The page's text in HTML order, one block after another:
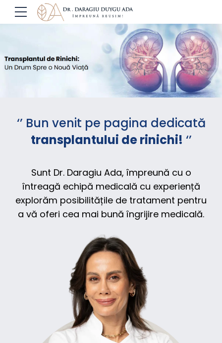
‘’ Bun venit pe pagina dedicată
transplantului de rinichi! ‘’
Sunt Dr. Daragiu Ada, împreună cu o
întreagă echipă medicală cu experiență
explorăm posibilitățile de tratament pentru
a vă oferi cea mai bună îngrijire medicală.